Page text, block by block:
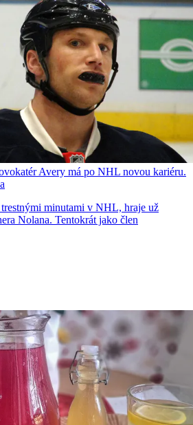
Avery má po NHL novou kariéru.
trestnými minutami v NHL, hraje už
Nolana. Tentokrát jako člen